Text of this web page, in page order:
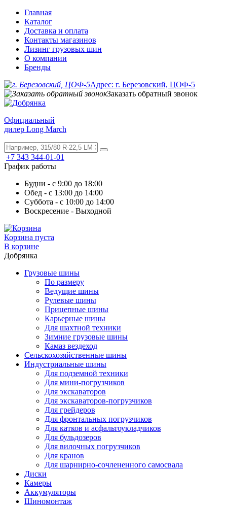
Главная
Каталог
Доставка и оплата
Контакты магазинов
Лизинг грузовых шин
О компании
Бренды
Адрес: г. Березовский, ЦОФ-5
Заказать обратный звонок
Официальный
дилер Long March
+7 343 344-01-01
График работы
Будни - с 9:00 до 18:00
Обед - с 13:00 до 14:00
Суббота - с 10:00 до 14:00
Воскресение - Выходной
Корзина пуста
В корзине
Добрянка
Грузовые шины
По размеру
Ведущие шины
Рулевые шины
Прицепные шины
Карьерные шины
Для шахтной техники
Зимние грузовые шины
Камаз вездеход
Сельскохозяйственные шины
Индустриальные шины
Для подземной техники
Для мини-погрузчиков
Для экскаваторов
Для экскаваторов-погрузчиков
Для грейдеров
Для фронтальных погрузчиков
Для катков и асфальтоукладчиков
Для бульдозеров
Для вилочных погрузчиков
Для кранов
Для шарнирно-сочлененного самосвала
Диски
Камеры
Аккумуляторы
Шиномонтаж